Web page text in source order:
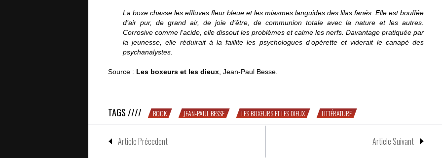
La boxe chasse les effluves fleur bleue et les miasmes languides des lilas fanés. Elle est bouffée
d’air pur, de grand air, de joie d’être, de communion totale avec la nature et les autres.
Corrosive comme l’acide, elle dissout les problèmes et calme les nerfs. Davantage pratiquée par
la jeunesse, elle réduirait à la faillite les psychologues d’opérette et viderait le canapé des
psychanalystes.
Source : Les boxeurs et les dieux , Jean-Paul Besse.
TAGS //// BOOK JEAN-PAUL BESSE LES BOXEURS ET LES DIEUX LITTÉRATURE
Article Précedent Article Suivant